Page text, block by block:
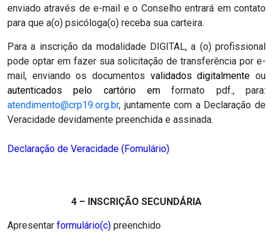
enviado através de e-mail e o Conselho entrará em contato
para que a(o) psicóloga(o) receba sua carteira.
Para a inscrição da modalidade DIGITAL, a (o) profissional
pode optar em fazer sua solicitação de transferência por e-
mail, enviando os documentos validados digitalmente ou
autenticados pelo cartórioemformato pdf., para:
atendimento@crp19.org.br, juntamente com a Declaração de
Veracidade devidamente preenchida e assinada.
Declaração de Veracidade (Fomulário)
4 – INSCRIÇÃO SECUNDÁRIA
Apresentar formulário(c) preenchido